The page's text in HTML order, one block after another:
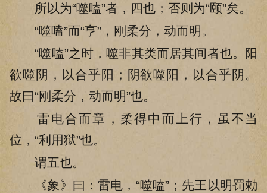
所以为“噬嗑”者，四也；否则为“颐”矣。
“噬嗑”而“亨”，刚柔分，动而明。
“噬嗑”之时，噬非其类而居其间者也。阳
欲噬阴，以合乎阳；阴欲噬阳，以合乎阴。
故曰“刚柔分，动而明”也。
雷电合而章，柔得中而上行，虽不当
位，“利用狱”也。
谓五也。
《象》曰：雷电，“噬嗑”；先王以明罚勅